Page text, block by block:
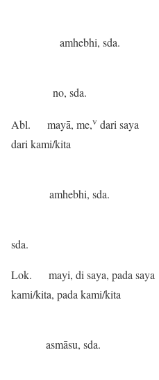
amhebhi, sda.
no, sda.
Abl. mayā, me,v dari
dari kami/kita
amhebhi, sda.
sda.
Lok. mayi, di saya,
kami/kita, pada kami/kita
asmāsu, sda.